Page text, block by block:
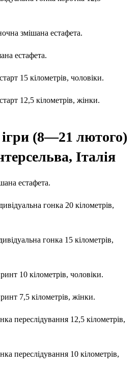
змішана естафета.
естафета.
15 кілометрів, чоловіки.
12,5 кілометрів, жінки.
ігри (8—21 лютого)
Італія
естафета.
гонка 20 кілометрів,
гонка 15 кілометрів,
10 кілометрів, чоловіки.
7,5 кілометрів, жінки.
переслідування 12,5 кілометрів,
переслідування 10 кілометрів,